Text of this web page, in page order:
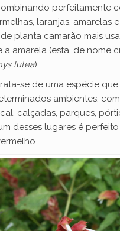
perfeitamente
laranjas, amarelas
planta camarão mais
a amarela (esta, de nome
lutea).
se de uma espécie
ambientes,
calçadas, parques,
desses lugares é